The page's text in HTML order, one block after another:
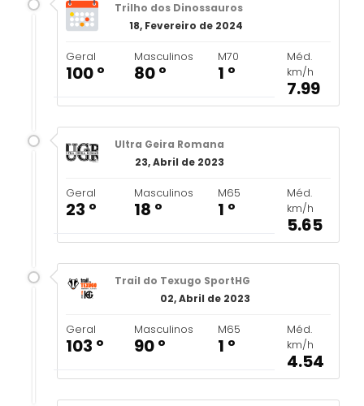
Trilho dos Dinossauros
18, Fevereiro de 2024
Geral
100 º
Masculinos
80 º
M70
1 º
Méd.
km/h
7.99
Ultra Geira Romana
23, Abril de 2023
Geral
23 º
Masculinos
18 º
M65
1 º
Méd.
km/h
5.65
Trail do Texugo SportHG
02, Abril de 2023
Geral
103 º
Masculinos
90 º
M65
1 º
Méd.
km/h
4.54